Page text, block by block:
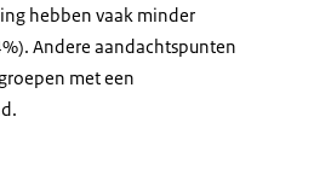
hebben vaak minder
Andere aandachtspunten
met een